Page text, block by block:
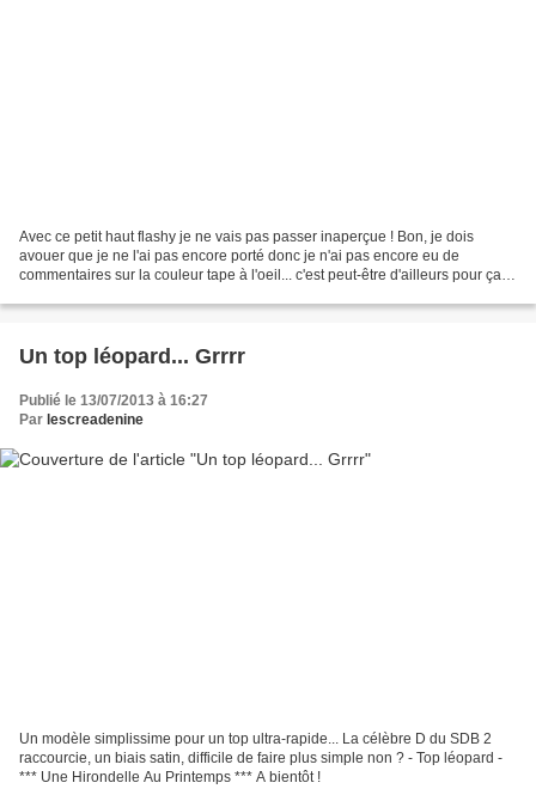
Avec ce petit haut flashy je ne vais pas passer inaperçue ! Bon, je dois
avouer que je ne l'ai pas encore porté donc je n'ai pas encore eu de
commentaires sur la couleur tape à l'oeil... c'est peut-être d'ailleurs pour ça
Un top léopard... Grrrr
Publié le 13/07/2013 à 16:27
Par lescreadenine
Un modèle simplissime pour un top ultra-rapide... La célèbre D du SDB 2
raccourcie, un biais satin, difficile de faire plus simple non ? - Top léopard -
*** Une Hirondelle Au Printemps *** A bientôt !